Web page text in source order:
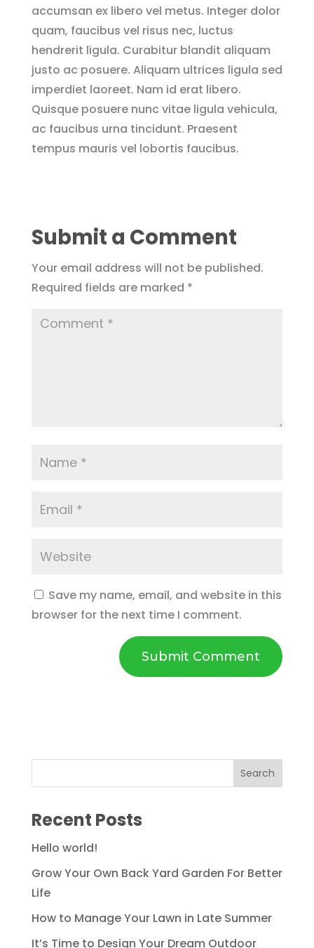
accumsan ex libero vel metus. Integer dolor
quam, faucibus vel risus nec, luctus
hendrerit ligula. Curabitur blandit aliquam
justo ac posuere. Aliquam ultrices ligula sed
imperdiet laoreet. Nam id erat libero.
Quisque posuere nunc vitae ligula vehicula,
ac faucibus urna tincidunt. Praesent
tempus mauris vel lobortis faucibus.
Submit a Comment
Your email address will not be published.
Required fields are marked *
Save my name, email, and website in this
browser for the next time I comment.
Recent Posts
Hello world!
Grow Your Own Back Yard Garden For Better
Life
How to Manage Your Lawn in Late Summer
It’s Time to Design Your Dream Outdoor